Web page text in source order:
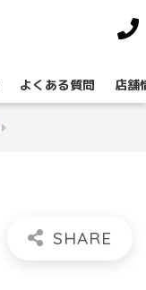
よくある質問 店舗